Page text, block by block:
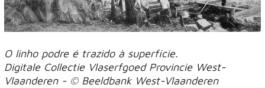
O linho podre é trazido à superfície.
Digitale Collectie Vlaserfgoed Provincie West-
Vlaanderen - © Beeldbank West-Vlaanderen